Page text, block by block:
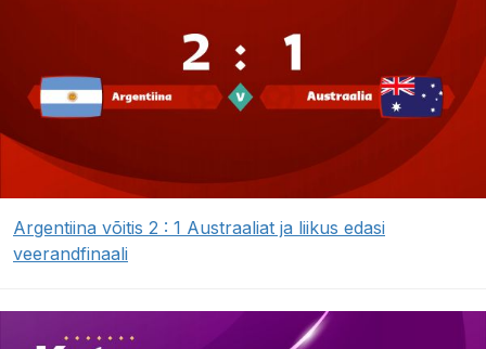
Argentiina võitis 2 : 1 Austraaliat ja liikus edasi
veerandfinaali